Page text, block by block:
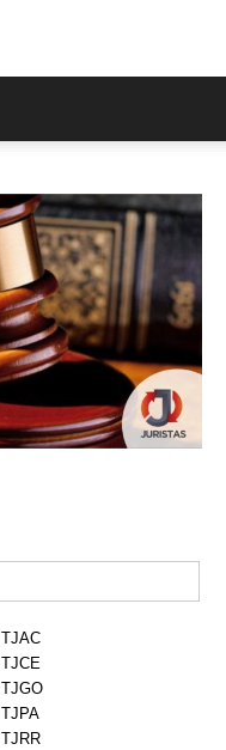
TJAC
TJCE
TJGO
TJPA
TJRR